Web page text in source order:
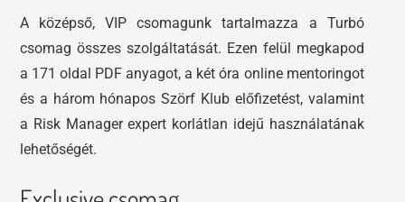
A középső, VIP csomagunk tartalmazza a Turbó
csomag összes szolgáltatását. Ezen felül megkapod
a 171 oldal PDF anyagot, a két óra online mentoringot
és a három hónapos Szörf Klub előfizetést, valamint
a Risk Manager expert korlátlan idejű használatának
lehetőségét.